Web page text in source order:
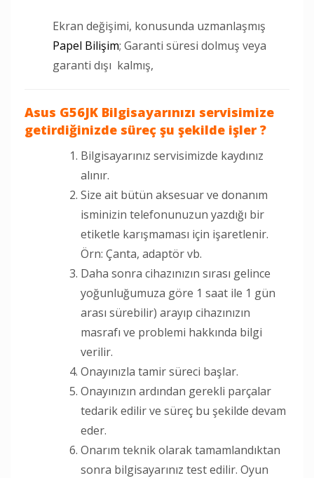
Ekran değişimi, konusunda uzmanlaşmış
Papel Bilişim; Garanti süresi dolmuş veya
garanti dışı kalmış,
Asus G56JK Bilgisayarınızı servisimize
getirdiğinizde süreç şu şekilde işler ?
Bilgisayarınız servisimizde kaydınız
alınır.
Size ait bütün aksesuar ve donanım
isminizin telefonunuzun yazdığı bir
etiketle karışmaması için işaretlenir.
Örn: Çanta, adaptör vb.
Daha sonra cihazınızın sırası gelince
yoğunluğumuza göre 1 saat ile 1 gün
arası sürebilir) arayıp cihazınızın
masrafı ve problemi hakkında bilgi
verilir.
Onayınızla tamir süreci başlar.
Onayınızın ardından gerekli parçalar
tedarik edilir ve süreç bu şekilde devam
eder.
Onarım teknik olarak tamamlandıktan
sonra bilgisayarınız test edilir. Oyun